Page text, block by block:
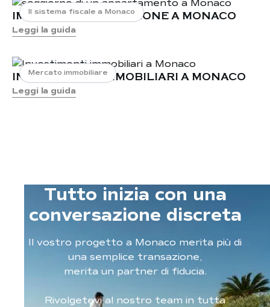
Appartamenti e immobili in affitto a La
Rousse, Monaco
Rousse, Monaco
Appartamenti e immobili in affitto a La
Condamine, Monaco
Il sistema fiscale a Monaco
IMPOSTA DI SUCCESSIONE A MONACO
Leggi la guida
Mercato immobiliare
INVESTIMENTI IMMOBILIARI A MONACO
Leggi la guida
Tutto inizia con una
conversazione discreta
Il vostro progetto a Monaco merita più di
una semplice transazione,
merita un partner di fiducia.
Rivolgetevi al nostro team in tutta